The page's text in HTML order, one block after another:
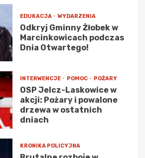
EDUKACJA WYDARZENIA
Odkryj Gminny Żłobek w
Marcinkowicach podczas
Dnia Otwartego!
INTERWENCJE POMOC POŻARY
OSP Jelcz-Laskowice w
akcji: Pożary i powalone
drzewa w ostatnich
dniach
KRONIKA POLICYJNA